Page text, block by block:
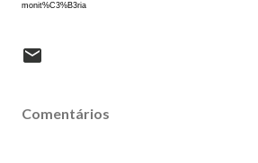
monit%C3%B3ria
Comentários